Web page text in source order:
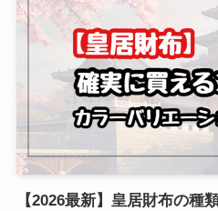
【2026最新】皇居財布の種